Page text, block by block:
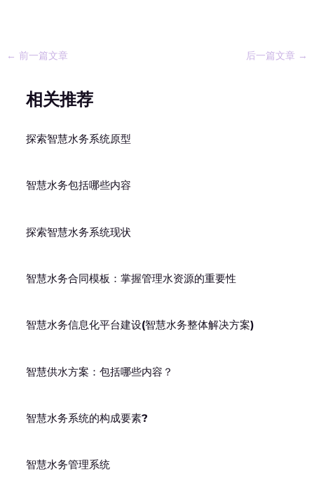
← 前一篇文章 后一篇文章 →
相关推荐
探索智慧水务系统原型
智慧水务包括哪些内容
探索智慧水务系统现状
智慧水务合同模板：掌握管理水资源的重要性
智慧水务信息化平台建设(智慧水务整体解决方案)
智慧供水方案：包括哪些内容？
智慧水务系统的构成要素?
智慧水务管理系统